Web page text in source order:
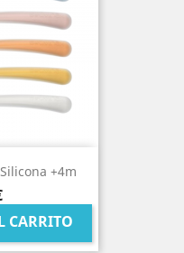
+4m
CARRITO